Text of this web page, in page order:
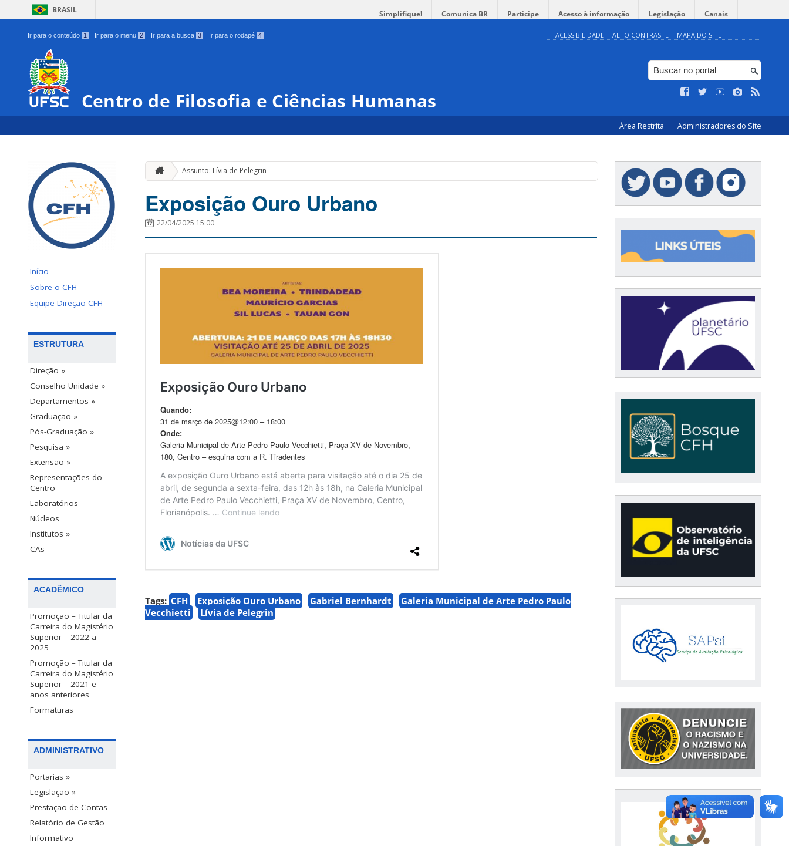
BRASIL Simplifique! Comunica BR Participe Acesso à informação Legislação Canais
Ir para o conteúdo 1 Ir para o menu 2 Ir para a busca 3 Ir para o rodapé 4 ACESSIBILIDADE ALTO CONTRASTE MAPA DO SITE
Centro de Filosofia e Ciências Humanas
Área Restrita Administradores do Site
Início
Sobre o CFH
Equipe Direção CFH
ESTRUTURA
Direção »
Conselho Unidade »
Departamentos »
Graduação »
Pós-Graduação »
Pesquisa »
Extensão »
Representações do
Centro
Laboratórios
Núcleos
Institutos »
CAs
ACADÊMICO
Promoção – Titular da
Carreira do Magistério
Superior – 2022 a
2025
Promoção – Titular da
Carreira do Magistério
Superior – 2021 e
anos anteriores
Formaturas
ADMINISTRATIVO
Portarias »
Legislação »
Prestação de Contas
Relatório de Gestão
Informativo
Assunto: Lívia de Pelegrin
Exposição Ouro Urbano
22/04/2025 15:00
Tags: CFH Exposição Ouro Urbano Gabriel Bernhardt
Galeria Municipal de Arte Pedro Paulo
Vecchietti
Lívia de Pelegrin